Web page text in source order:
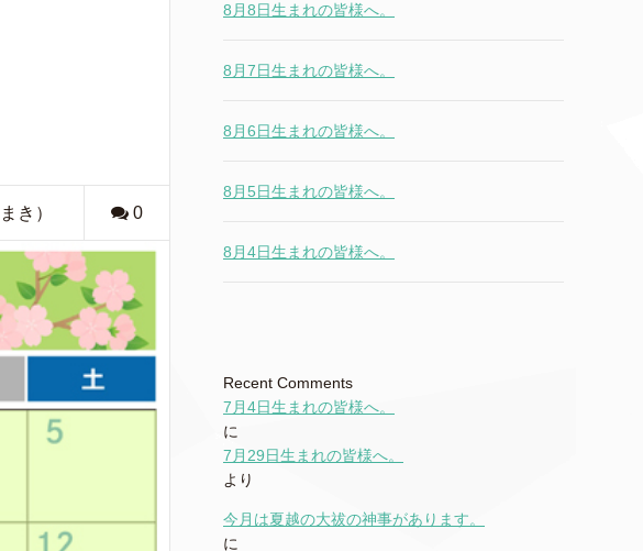
き） 0
8月8日生まれの皆様へ。
8月7日生まれの皆様へ。
8月6日生まれの皆様へ。
8月5日生まれの皆様へ。
8月4日生まれの皆様へ。
Recent Comments
7月4日生まれの皆様へ。
に
7月29日生まれの皆様へ。
より
今月は夏越の大祓の神事があります。
に